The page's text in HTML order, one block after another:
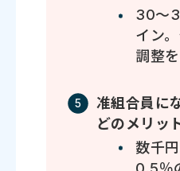
30～
イン
調整を
准組合員に
どのメリッ
数千